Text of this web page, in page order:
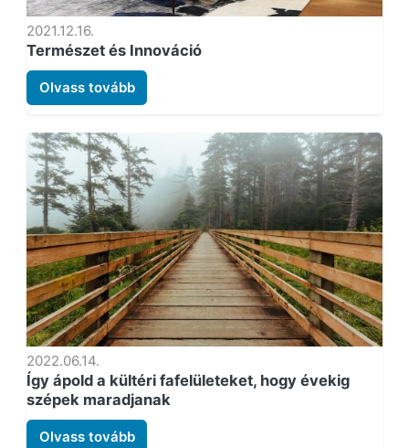
2021.12.16.
Természet és Innováció
Olvass tovább
2022.06.14.
Így ápold a kültéri fafelületeket, hogy évekig
szépek maradjanak
Olvass tovább